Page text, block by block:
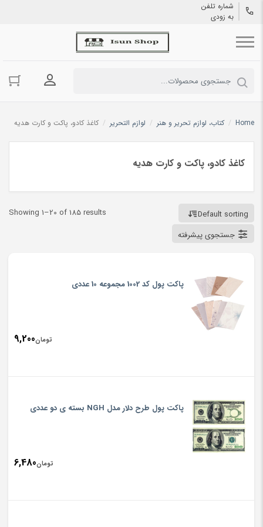
شماره تلفن
به زودی
ورود به
Home
/ کتاب، لوازم تحریر و هنر / لوازم التحریر / کاغذ کادو، پاکت و کارت هدیه
کاغذ کادو، پاکت و کارت هدیه
Showing 1–20 of 185 results
Default sorting
جستجوی پیشرفته
پاکت پول کد 1002 مجموعه 10 عددی
تومان9,200
پاکت پول طرح دلار مدل NGH بسته ی دو عددی
تومان6,480